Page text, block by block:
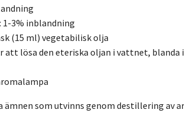
1-3% inblandning
(15 ml) vegetabilisk olja
att lösa den eteriska oljan i vattnet,
som utvinns genom destillering av